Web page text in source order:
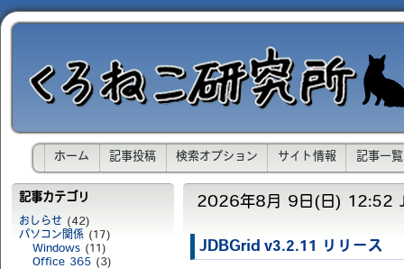
ホーム 記事投稿 検索オプション サイト情報 記事一覧
記事カテゴリ
おしらせ (42)
パソコン関係 (17)
Windows (11)
Office 365 (3)
2026年8月 9日(日) 12:52
JDBGrid v3.2.11 リリース